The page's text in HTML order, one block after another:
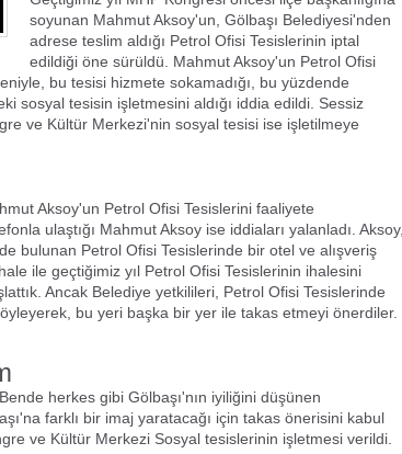
soyunan Mahmut Aksoy'un, Gölbaşı Belediyesi'nden
adrese teslim aldığı Petrol Ofisi Tesislerinin iptal
edildiği öne sürüldü. Mahmut Aksoy'un Petrol Ofisi
bu tesisi hizmete sokamadığı, bu yüzdende
sosyal tesisin işletmesini aldığı iddia edildi. Sessiz
ve Kültür Merkezi'nin sosyal tesisi ise işletilmeye
Aksoy'un Petrol Ofisi Tesislerini faaliyete
ulaştığı Mahmut Aksoy ise iddiaları yalanladı. Aksoy,
bulunan Petrol Ofisi Tesislerinde bir otel ve alışveriş
ile geçtiğimiz yıl Petrol Ofisi Tesislerinin ihalesini
Ancak Belediye yetkilileri, Petrol Ofisi Tesislerinde
bu yeri başka bir yer ile takas etmeyi önerdiler.
herkes gibi Gölbaşı'nın iyiliğini düşünen
farklı bir imaj yaratacağı için takas önerisini kabul
ve Kültür Merkezi Sosyal tesislerinin işletmesi verildi.